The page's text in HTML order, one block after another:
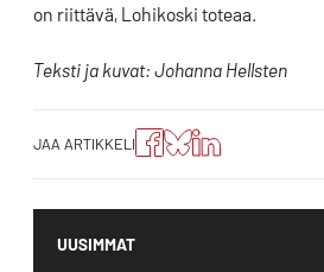
on riittävä, Lohikoski toteaa.
Teksti ja kuvat: Johanna Hellsten
JAA ARTIKKELI
Jaa
artikkeli
Facebookissa
Jaa
artikkeli
Blueskyssa
Jako:
Jaa
artikkeli
LinkedIn:ssä
UUSIMMAT